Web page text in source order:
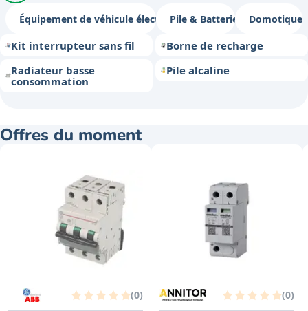
Équipement de véhicule électriquePile & Batterie Domotique
Kit interrupteur sans fil
Borne de recharge
Radiateur basse
consommation
Pile alcaline
Offres du moment
(0) (0)